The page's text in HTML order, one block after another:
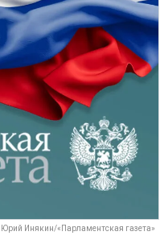
Инякин/«Парламентская газета»